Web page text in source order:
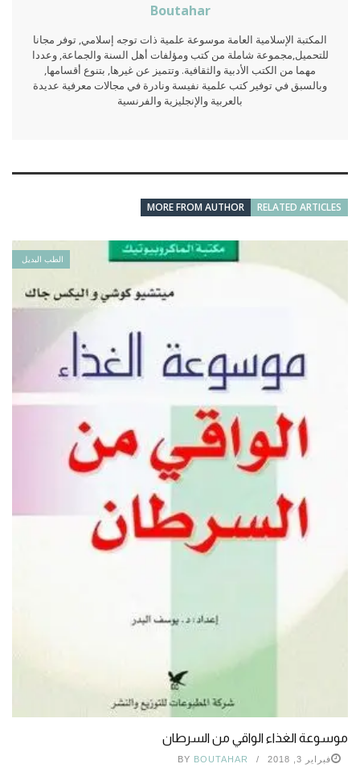
Boutahar
المكتبة الإسلامية العامة موسوعة علمية ذات توجه إسلامي, توفر مجانا
للتحميل,مجموعة شاملة من كتب ومؤلفات أهل السنة والجماعة, وعددا
مهما من الكتب الأدبية والثقافية. وتتميز عن غيرها, بتنوع أقسامها,
وبالسبق في توفير كتب علمية نفيسة ونادرة في مجالات معرفية عديدة
بالعربية والإنجليزية والفرنسية
RELATED ARTICLES
MORE FROM AUTHOR
الطب البديل
موسوعة الغذاء الواقي من السرطان
فبراير 3, 2018 BY BOUTAHAR